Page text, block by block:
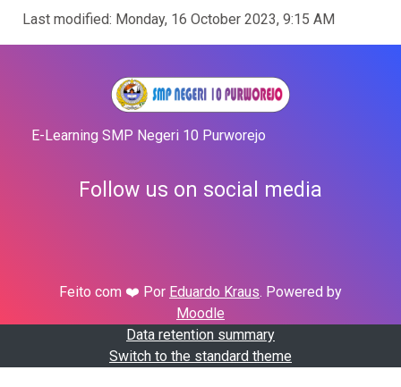
Last modified: Monday, 16 October 2023, 9:15 AM
E-Learning SMP Negeri 10 Purworejo
Follow us on social media
Feito com ❤️ Por Eduardo Kraus. Powered by
Moodle
Data retention summary
Switch to the standard theme